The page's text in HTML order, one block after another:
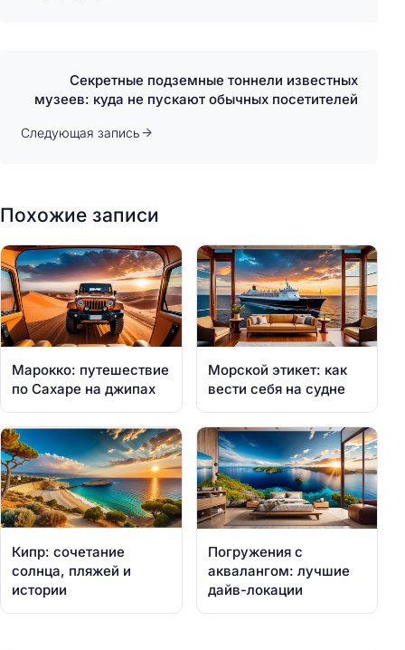
Секретные подземные тоннели известных
музеев: куда не пускают обычных посетителей
Следующая запись
Похожие записи
Марокко: путешествие
по Сахаре на джипах
Морской этикет: как
вести себя на судне
Кипр: сочетание
солнца, пляжей и
истории
Погружения с
аквалангом: лучшие
дайв-локации